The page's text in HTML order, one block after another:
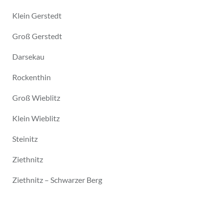
Klein Gerstedt
Groß Gerstedt
Darsekau
Rockenthin
Groß Wieblitz
Klein Wieblitz
Steinitz
Ziethnitz
Ziethnitz – Schwarzer Berg